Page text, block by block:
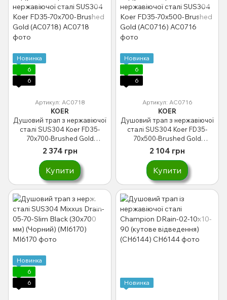
Новинка
6
6
Артикул: AC0718
KOER
Душовий трап з нержавіючої
сталі SUS304 Koer FD35-
70x700-Brushed Gold
(AC0718)
2 374 грн
Купити
Новинка
6
6
Артикул: AC0716
KOER
Душовий трап з нержавіючої
сталі SUS304 Koer FD35-
70x500-Brushed Gold
(AC0716)
2 104 грн
Купити
Новинка
6
6
Новинка